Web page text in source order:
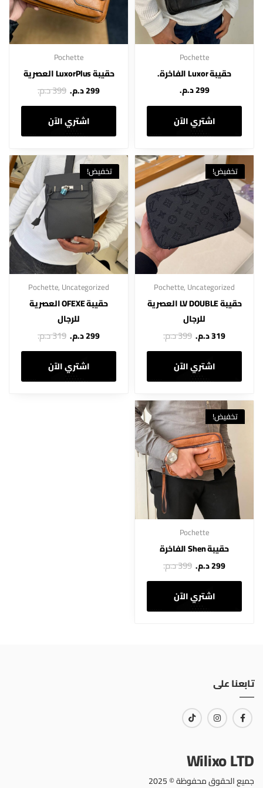
Pochette
حقيبة Luxor الفاخرة.
299 د.م.
اشتري الآن
Pochette
حقيبة LuxorPlus العصرية
299 د.م.
399 د.م.
اشتري الآن
تخفيض!
Pochette, Uncategorized
حقيبة LV DOUBLE العصرية
للرجال
319 د.م.
399 د.م.
اشتري الآن
تخفيض!
Pochette, Uncategorized
حقيبة OFEXE العصرية
للرجال
299 د.م.
319 د.م.
اشتري الآن
تخفيض!
Pochette
حقيبة Shen الفاخرة
299 د.م.
399 د.م.
اشتري الآن
تابعنا على
Wilixo LTD
جميع الحقوق محفوظة © 2025